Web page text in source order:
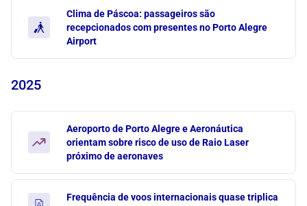
Clima de Páscoa: passageiros são
recepcionados com presentes no Porto Alegre
Airport
2025
Aeroporto de Porto Alegre e Aeronáutica
orientam sobre risco de uso de Raio Laser
próximo de aeronaves
Frequência de voos internacionais quase triplica